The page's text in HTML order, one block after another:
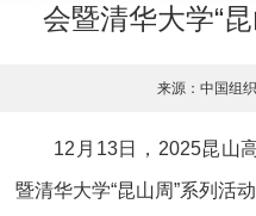
会暨清华大学“
来源：中国组
12月13日，2025昆山
暨清华大学“昆山周”系列活动